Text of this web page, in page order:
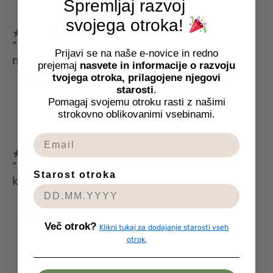
“Otrok sam izbere, kaj bo prejel naslednji
mesec. Mene reši iskanja po trgovinah!”
Marko
oče 5‑letnega Nika
“Najbolj mi je všeč možnost odkupa – sin je
ksilofon obdržal, ostalo smo menjali.”
Urška
mama 4‑letnega Lene
Spremljaj razvoj
svojega otroka!
Prijavi se na naše e-novice in redno
prejemaj nasvete in informacije o razvoju
tvojega otroka, prilagojene njegovi
starosti.
Pomagaj svojemu otroku rasti z našimi
strokovno oblikovanimi vsebinami.
Starost otroka
Več otrok? Klikni tukaj za dodajanje starosti vseh
otrok.